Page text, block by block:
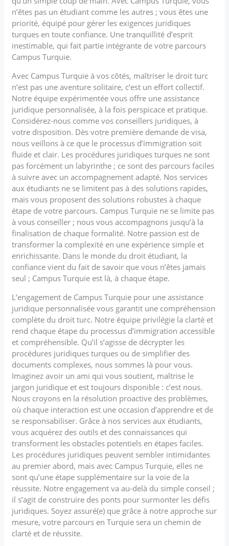
n’êtes pas un étudiant comme les autres ; vous êtes une
priorité, équipé pour gérer les exigences juridiques
turques en toute confiance. Une tranquillité d’esprit
inestimable, qui fait partie intégrante de votre parcours
Campus Turquie.
Avec Campus Turquie à vos côtés, maîtriser le droit turc
n’est pas une aventure solitaire, c’est un effort collectif.
Notre équipe expérimentée vous offre une assistance
juridique personnalisée, à la fois perspicace et pratique.
Considérez-nous comme vos conseillers juridiques, à
votre disposition. Dès votre première demande de visa,
nous veillons à ce que le processus d’immigration soit
fluide et clair. Les procédures juridiques turques ne sont
pas forcément un labyrinthe ; ce sont des parcours faciles
à suivre avec un accompagnement adapté. Nos services
aux étudiants ne se limitent pas à des solutions rapides,
mais vous proposent des solutions robustes à chaque
étape de votre parcours. Campus Turquie ne se limite pas
à vous conseiller ; nous vous accompagnons jusqu’à la
finalisation de chaque formalité. Notre passion est de
transformer la complexité en une expérience simple et
enrichissante. Dans le monde du droit étudiant, la
confiance vient du fait de savoir que vous n’êtes jamais
seul ; Campus Turquie est là, à chaque étape.
L’engagement de Campus Turquie pour une assistance
juridique personnalisée vous garantit une compréhension
complète du droit turc. Notre équipe privilégie la clarté et
rend chaque étape du processus d’immigration accessible
et compréhensible. Qu’il s’agisse de décrypter les
procédures juridiques turques ou de simplifier des
documents complexes, nous sommes là pour vous.
Imaginez avoir un ami qui vous soutient, maîtrise le
jargon juridique et est toujours disponible : c’est nous.
Nous croyons en la résolution proactive des problèmes,
où chaque interaction est une occasion d’apprendre et de
se responsabiliser. Grâce à nos services aux étudiants,
vous acquérez des outils et des connaissances qui
transforment les obstacles potentiels en étapes faciles.
Les procédures juridiques peuvent sembler intimidantes
au premier abord, mais avec Campus Turquie, elles ne
sont qu’une étape supplémentaire sur la voie de la
réussite. Notre engagement va au-delà du simple conseil ;
il s’agit de construire des ponts pour surmonter les défis
juridiques. Soyez assuré(e) que grâce à notre approche sur
mesure, votre parcours en Turquie sera un chemin de
clarté et de réussite.